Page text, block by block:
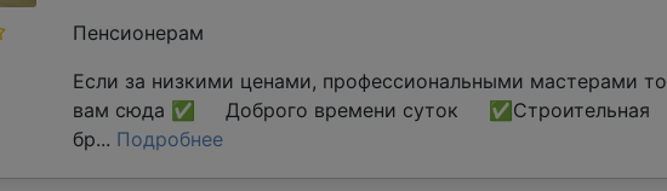
Пенсионерам
Если за низкими ценами, профессиональными мастерами то
вам сюда ✅ Доброго времени суток ✅Строительная
бр... Подробнее